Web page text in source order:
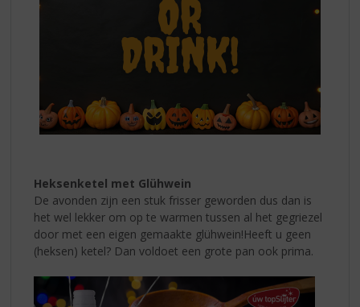
Heksenketel met Glühwein
De avonden zijn een stuk frisser geworden dus dan is
het wel lekker om op te warmen tussen al het gegriezel
door met een eigen gemaakte glühwein!Heeft u geen
(heksen) ketel? Dan voldoet een grote pan ook prima.